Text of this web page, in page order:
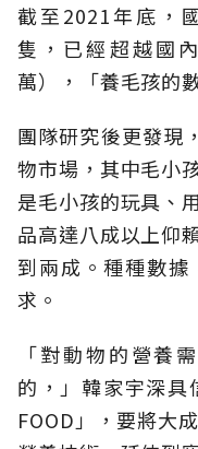
截至2021年底，
隻，已經超越國
萬），「養毛孩的
團隊研究後更發現
物市場，其中毛小
是毛小孩的玩具、
品高達八成以上仰
到兩成。種種數
求。
「對動物的營養
的，」韓家宇深具
FOOD」，要將大